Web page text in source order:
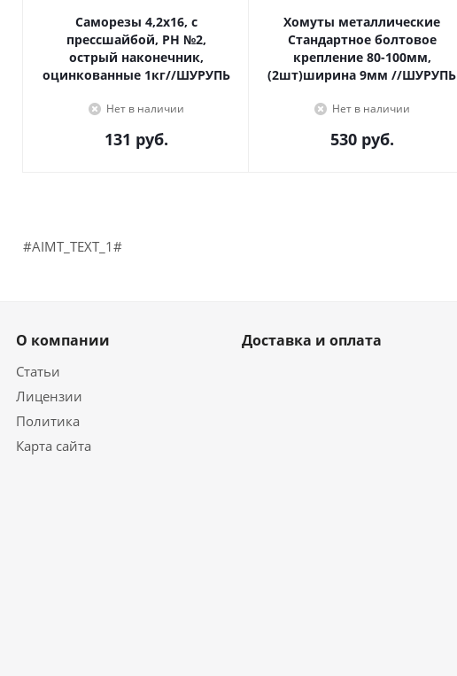
Саморезы 4,2х16, с
прессшайбой, PH №2,
острый наконечник,
оцинкованные 1кг//ШУРУПЬ
Нет в наличии
131 руб.
Хомуты металлические
Стандартное болтовое
крепление 80-100мм,
(2шт)ширина 9мм //ШУРУПЬ
Нет в наличии
530руб.
#AIMT_TEXT_1#
О компании
Статьи
Лицензии
Политика
Карта сайта
Доставка и оплата